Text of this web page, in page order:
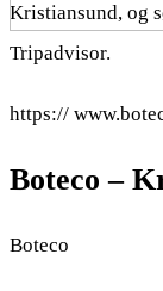
Kristiansund, og
Tripadvisor.
https://
Boteco –
Boteco